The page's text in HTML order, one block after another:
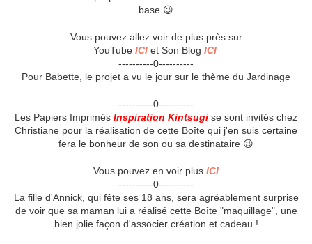
base 😉
Vous pouvez allez voir de plus près sur
YouTube ICI et Son Blog ICI
----------0----------
Pour Babette, le projet a vu le jour sur le thème du Jardinage
----------0----------
Les Papiers Imprimés Inspiration Kintsugi se sont invités chez
Christiane pour la réalisation de cette Boîte qui j'en suis certaine
fera le bonheur de son ou sa destinataire 😉
Vous pouvez en voir plus ICI
----------0----------
La fille d'Annick, qui fête ses 18 ans, sera agréablement surprise
de voir que sa maman lui a réalisé cette Boîte "maquillage", une
bien jolie façon d'associer création et cadeau !